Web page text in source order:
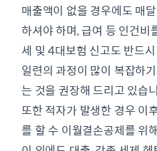
매출액이 없을 경우에도 매
하셔야 하며, 급여 등 인건비
세 및 4대보험 신고도 반드
일련의 과정이 많이 복잡하
는 것을 권장해 드리고 있습
또한 적자가 발생한 경우 이
를 할 수 이월결손공제를 위